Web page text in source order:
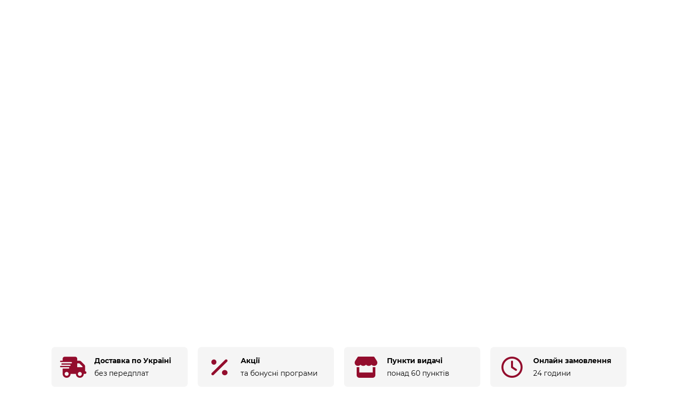
Доставка по Україні
без передплат
Акції
та бонусні програми
Пункти видачі
понад 60 пунктів
Онлайн замовлення
24 години